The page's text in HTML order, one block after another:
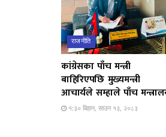
राजनीति
कांग्रेसका पाँच मन्त्री
बाहिरिएपछि मुख्यमन्त्री
आचार्यले सम्हाले पाँच
१:३० बिहान, साउन १३, २०८३